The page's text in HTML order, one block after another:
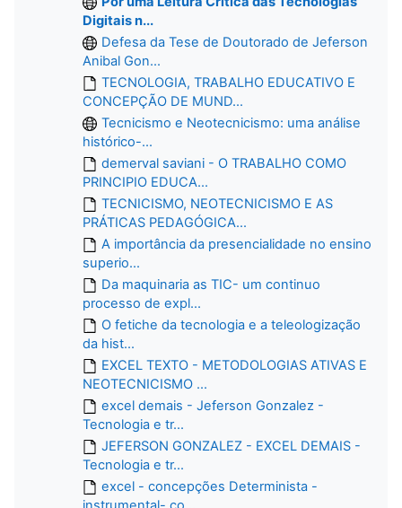
Digitais n...
Defesa da Tese de Doutorado de Jeferson
Anibal Gon...
TECNOLOGIA, TRABALHO EDUCATIVO E
CONCEPÇÃO DE MUND...
Tecnicismo e Neotecnicismo: uma análise
histórico-...
demerval saviani - O TRABALHO COMO
PRINCIPIO EDUCA...
TECNICISMO, NEOTECNICISMO E AS
PRÁTICAS PEDAGÓGICA...
A importância da presencialidade no ensino
superio...
Da maquinaria as TIC- um continuo
processo de expl...
O fetiche da tecnologia e a teleologização
da hist...
EXCEL TEXTO - METODOLOGIAS ATIVAS E
NEOTECNICISMO ...
excel demais - Jeferson Gonzalez -
Tecnologia e tr...
JEFERSON GONZALEZ - EXCEL DEMAIS -
Tecnologia e tr...
excel - concepções Determinista -